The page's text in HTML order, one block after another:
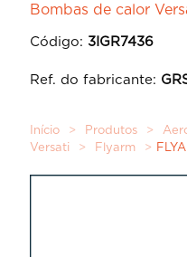
Bombas de calor
Código: 3IGR7436
Ref. do fabricante:
Início > Produtos >
Versati
> Flyarm >